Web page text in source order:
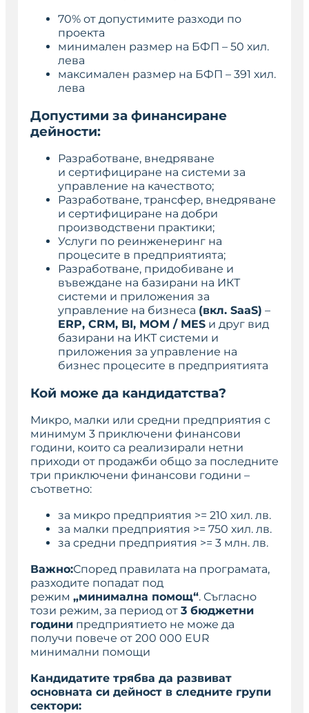
70% от допустимите разходи по
проекта
минимален размер на БФП – 50 хил.
лева
максимален размер на БФП – 391 хил.
лева
Допустими за финансиране
дейности:
Разработване, внедряване
и сертифициране на системи за
управление на качеството;
Разработване, трансфер, внедряване
и сертифициране на добри
производствени практики;
Услуги по реинженеринг на
процесите в предприятията;
Разработване, придобиване и
въвеждане на базирани на ИКТ
системи и приложения за
управление на бизнеса (вкл. SaaS) –
ERP, CRM, BI, MOM / MES и друг вид
базирани на ИКТ системи и
приложения за управление на
бизнес процесите в предприятията
Кой може да кандидатства?
Микро, малки или средни предприятия с
минимум 3 приключени финансови
години, които са реализирали нетни
приходи от продажби общо за последните
три приключени финансови години –
съответно:
за микро предприятия >= 210 хил. лв.
за малки предприятия >= 750 хил. лв.
за средни предприятия >= 3 млн. лв.
Важно:Според правилата на програмата,
разходите попадат под
режим „минимална помощ“. Съгласно
този режим, за период от 3 бюджетни
години предприятието не може да
получи повече от 200 000 EUR
минимални помощи
Кандидатите трябва да развиват
основната си дейност в следните групи
сектори: